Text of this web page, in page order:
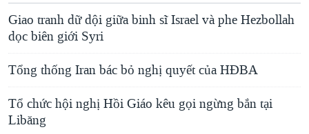
Giao tranh dữ dội giữa binh sĩ Israel và phe Hezbollah
dọc biên giới Syri
Tổng thống Iran bác bỏ nghị quyết của HÐBA
Tổ chức hội nghị Hồi Giáo kêu gọi ngừng bắn tại
Libăng